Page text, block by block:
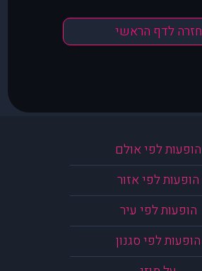
חזרה לדף הראשי
הופעות לפי אולם
הופעות לפי אזור
הופעות לפי עיר
הופעות לפי סגנון